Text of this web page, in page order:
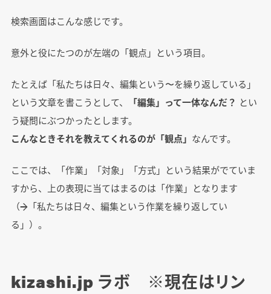
検索画面はこんな感じです。
意外と役にたつのが左端の「観点」という項目。
たとえば「私たちは日々、編集という〜を繰り返している」
という文章を書こうとして、
「編集」って一体なんだ？ とい
う疑問にぶつかったとします。
こんなときそれを教えてくれるのが「観点」 なんです。
ここでは、「作業」「対象」「方式」という結果がでていま
すから、上の表現に当てはまるのは「作業」となります
（→「私たちは日々、編集という作業を繰り返してい
る」）。
kizashi.jp ラボ ※現在はリン